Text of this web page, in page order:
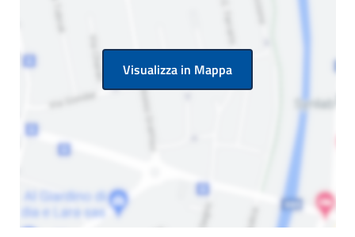
Visualizza in Mappa